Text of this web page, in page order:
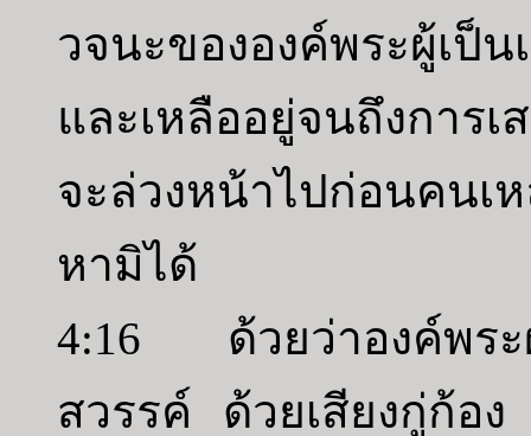
วจนะขององค์พระผู้เป็
และเหลืออยู่จนถึงการเ
จะล่วงหน้าไปก่อนคนเ
หามิได้
4:16 ด้วยว่าองค์พระผู้
สวรรค์ ด้วยเสียงกู่ก้อ